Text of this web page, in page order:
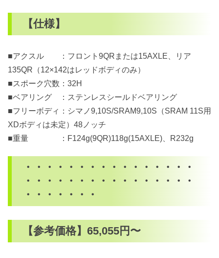
【仕様】
■アクスル ：フロント9QRまたは15AXLE、リア
135QR（12×142はレッドボディのみ）
■スポーク穴数：32H
■ベアリング ：ステンレスシールドベアリング
■フリーボディ：シマノ9,10S/SRAM9,10S（SRAM 11S用
XDボディは未定）48ノッチ
■重量 ：F124g(9QR)118g(15AXLE)、R232g
・・・・・・・・・・・・・・・・
・・・・・・・・・・・・・・・・
・・・・・・・
【参考価格】65,055円〜